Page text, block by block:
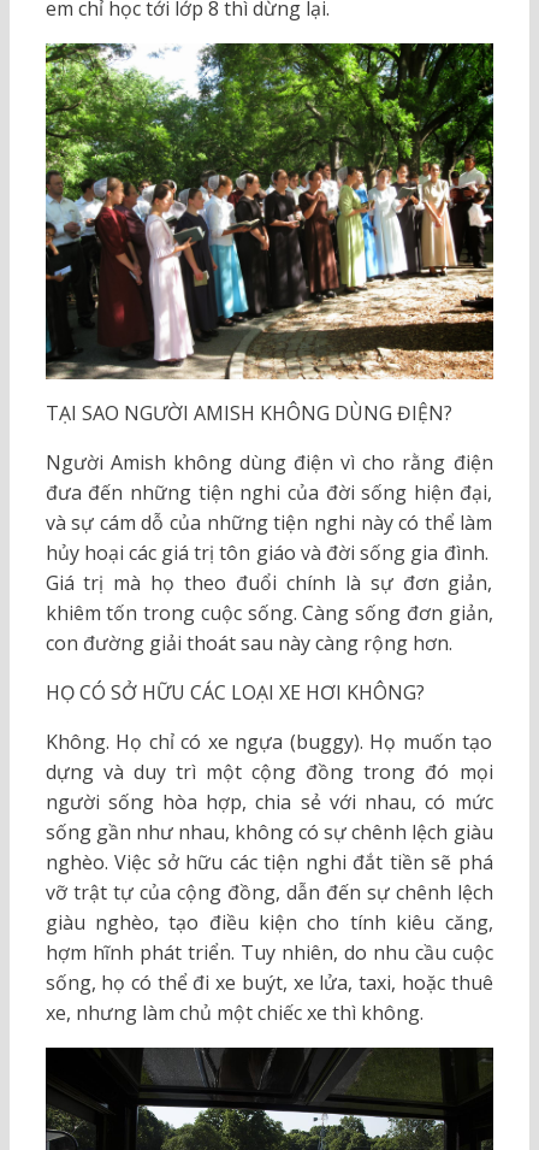
em chỉ học tới lớp 8 thì dừng lại.
TẠI SAO NGƯỜI AMISH KHÔNG DÙNG ĐIỆN?
Người Amish không dùng điện vì cho rằng điện
đưa đến những tiện nghi của đời sống hiện đại,
và sự cám dỗ của những tiện nghi này có thể làm
hủy hoại các giá trị tôn giáo và đời sống gia đình.
Giá trị mà họ theo đuổi chính là sự đơn giản,
khiêm tốn trong cuộc sống. Càng sống đơn giản,
con đường giải thoát sau này càng rộng hơn.
HỌ CÓ SỞ HỮU CÁC LOẠI XE HƠI KHÔNG?
Không. Họ chỉ có xe ngựa (buggy). Họ muốn tạo
dựng và duy trì một cộng đồng trong đó mọi
người sống hòa hợp, chia sẻ với nhau, có mức
sống gần như nhau, không có sự chênh lệch giàu
nghèo. Việc sở hữu các tiện nghi đắt tiền sẽ phá
vỡ trật tự của cộng đồng, dẫn đến sự chênh lệch
giàu nghèo, tạo điều kiện cho tính kiêu căng,
hợm hĩnh phát triển. Tuy nhiên, do nhu cầu cuộc
sống, họ có thể đi xe buýt, xe lửa, taxi, hoặc thuê
xe, nhưng làm chủ một chiếc xe thì không.